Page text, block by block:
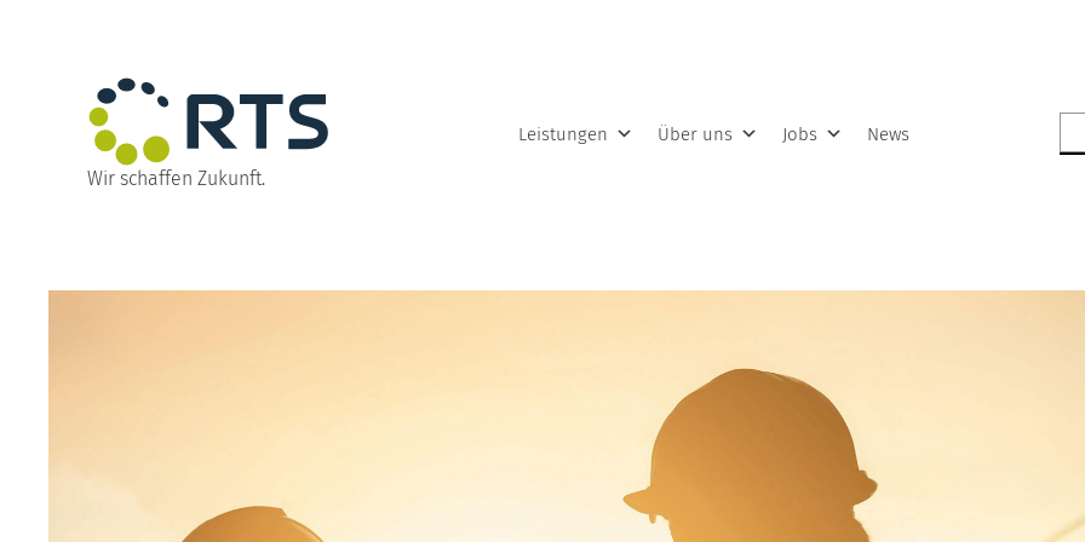
Wir schaffen Zukunft.
Leistungen Über uns Jobs News